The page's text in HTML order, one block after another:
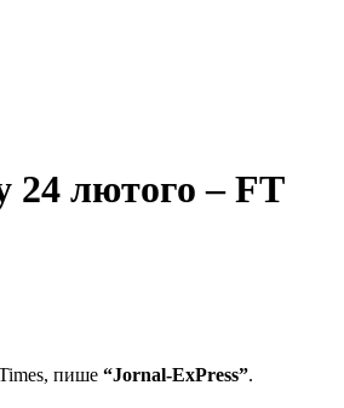
24 лютого – FT
пише “Jornal-ExPress”.